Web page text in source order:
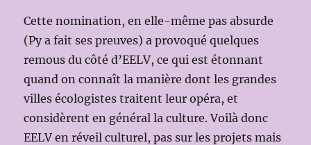
Cette nomination, en elle-même pas absurde
(Py a fait ses preuves) a provoqué quelques
remous du côté d’EELV, ce qui est étonnant
quand on connaît la manière dont les grandes
villes écologistes traitent leur opéra, et
considèrent en général la culture. Voilà donc
EELV en réveil culturel, pas sur les projets mais